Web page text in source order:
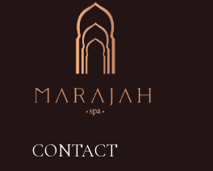
CONTACT